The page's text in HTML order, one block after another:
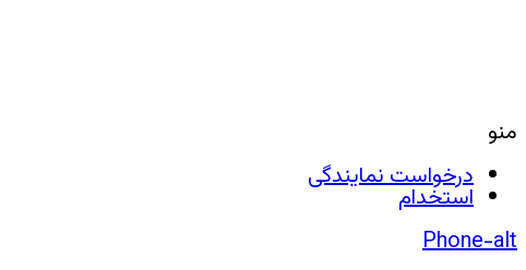
منو
درخواست نمایندگی
استخدام
Phone-alt